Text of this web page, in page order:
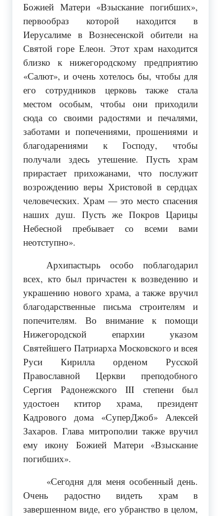
Божией Матери «Взыскание погибших»,
первообраз которой находится в
Иерусалиме в Вознесенской обители на
Святой горе Елеон. Этот храм находится
близко к нижегородскому предприятию
«Салют», и очень хотелось бы, чтобы для
его сотрудников церковь также стала
местом особым, чтобы они приходили
сюда со своими радостями и печалями,
заботами и попечениями, прошениями и
благодарениями к Господу, чтобы
получали здесь утешение. Пусть храм
прирастает прихожанами, что послужит
возрождению веры Христовой в сердцах
человеческих. Храм — это место спасения
наших душ. Пусть же Покров Царицы
Небесной пребывает со всеми вами
неотступно».
Архипастырь особо поблагодарил
всех, кто был причастен к возведению и
украшению нового храма, а также вручил
благодарственные письма строителям и
попечителям. Во внимание к помощи
Нижегородской епархии указом
Святейшего Патриарха Московского и всея
Руси Кирилла орденом Русской
Православной Церкви преподобного
Сергия Радонежского III степени был
удостоен ктитор храма, президент
Кадрового дома «СуперДжоб» Алексей
Захаров. Глава митрополии также вручил
ему икону Божией Матери «Взыскание
погибших».
«Сегодня для меня особенный день.
Очень радостно видеть храм в
завершенном виде, его убранство в целом,